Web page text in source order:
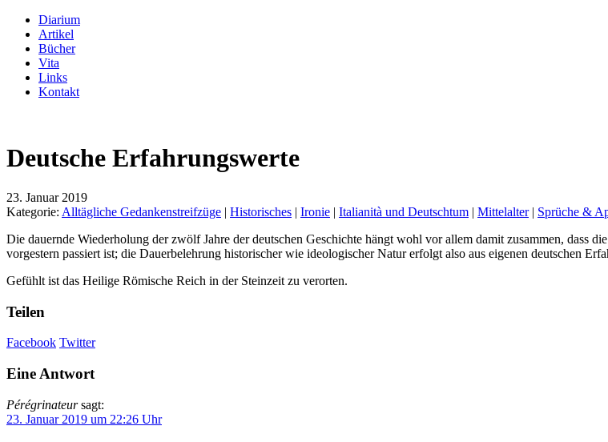
Diarium
Artikel
Bücher
Vita
Links
Kontakt
Deutsche Erfahrungswerte
23. Januar 2019
Kategorie: Alltägliche Gedankenstreifzüge | Historisches | Ironie | Italianità und Deutschtum | Mittelalter| Sprüche &
Die dauernde Wiederholung der zwölf Jahre der deutschen Geschichte hängt wohl vor allem damit zusammen, dass
vorgestern passiert ist; die Dauerbelehrung historischer wie ideologischer Natur erfolgt also aus eigenen deutschen
Gefühlt ist das Heilige Römische Reich in der Steinzeit zu verorten.
Teilen
Facebook Twitter
Eine Antwort
Pérégrinateur sagt:
23. Januar 2019 um 22:26 Uhr